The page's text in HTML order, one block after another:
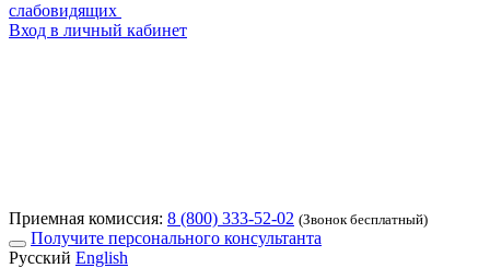
слабовидящих
Вход в личный кабинет
Приемная комиссия: 8 (800) 333-52-02 (Звонок бесплатный)
Получите персонального консультанта
Русский English